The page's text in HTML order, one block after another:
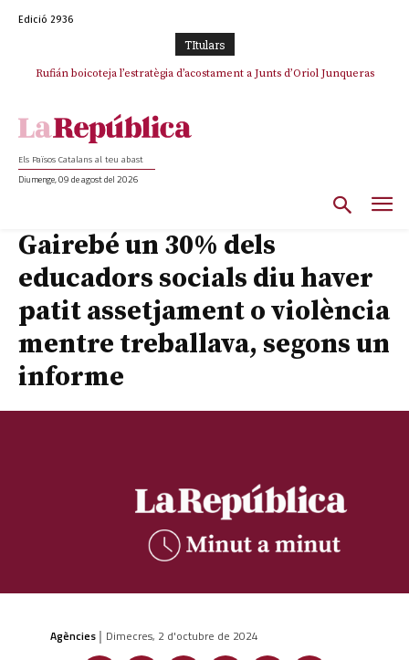
Edició 2936
TItulars
Rufián boicoteja l’estratègia d’acostament a Junts d’Oriol Junqueras
Els Països Catalans al teu abast
Diumenge, 09 de agost del 2026
Gairebé un 30% dels
educadors socials diu haver
patit assetjament o violència
mentre treballava, segons un
informe
Agències | Dimecres, 2 d'octubre de 2024